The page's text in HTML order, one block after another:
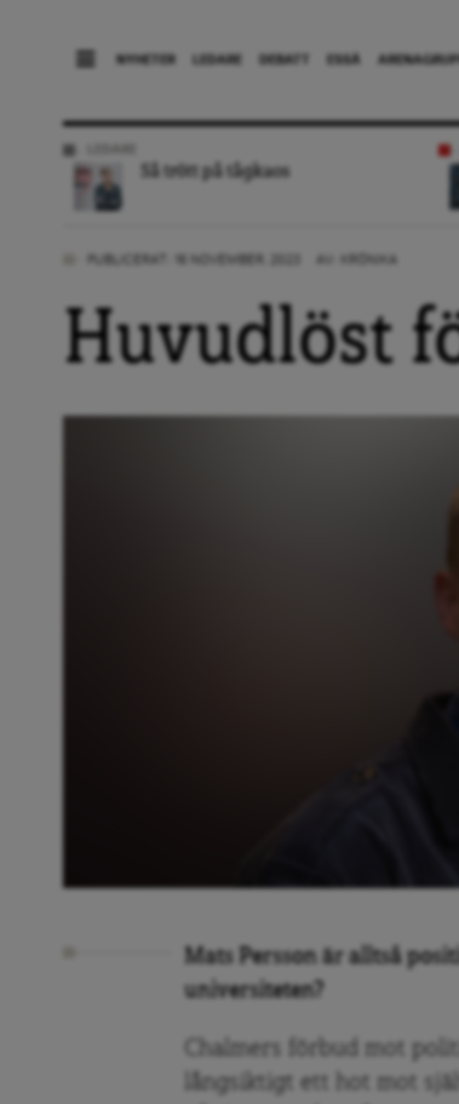
NYHETER LEDARE DEBATT ESSÄ
Så trött på tågkaos
Huvudlöst
Mats Persson är alltså
universiteten?
Chalmers förbud mot
långsiktigt ett hot mot